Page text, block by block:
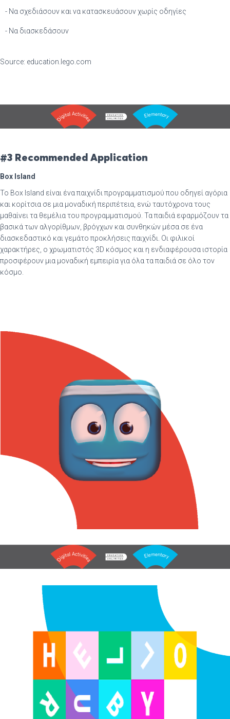
- Να σχεδιάσουν και να κατασκευάσουν χωρίς οδηγίες
- Να διασκεδάσουν
Source: education.lego.com
#3 Recommended Application
Box Island
To Box Island είναι ένα παιχνίδι προγραμματισμού που οδηγεί αγόρια
και κορίτσια σε μια μοναδική περιπέτεια, ενώ ταυτόχρονα τους
μαθαίνει τα θεμέλια του προγραμματισμού. Τα παιδιά εφαρμόζουν τα
βασικά των αλγορίθμων, βρόγχων και συνθηκών μέσα σε ένα
διασκεδαστικό και γεμάτο προκλήσεις παιχνίδι. Οι φιλικοί
χαρακτήρες, ο χρωματιστός 3D κόσμος και η ενδιαφέρουσα ιστορία
προσφέρουν μια μοναδική εμπειρία για όλα τα παιδιά σε όλο τον
κόσμο.